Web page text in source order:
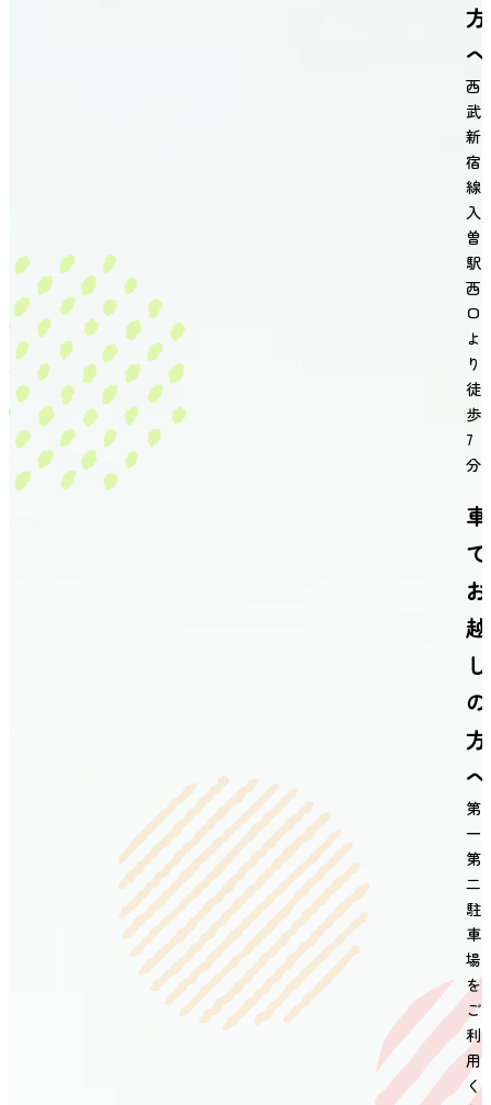
方
へ
西
武
新
宿
線
入
曽
駅
西
口
よ
り
徒
歩
7
分
車
で
お
越
し
の
方
へ
第
一
第
二
駐
車
場
を
ご
利
用
く